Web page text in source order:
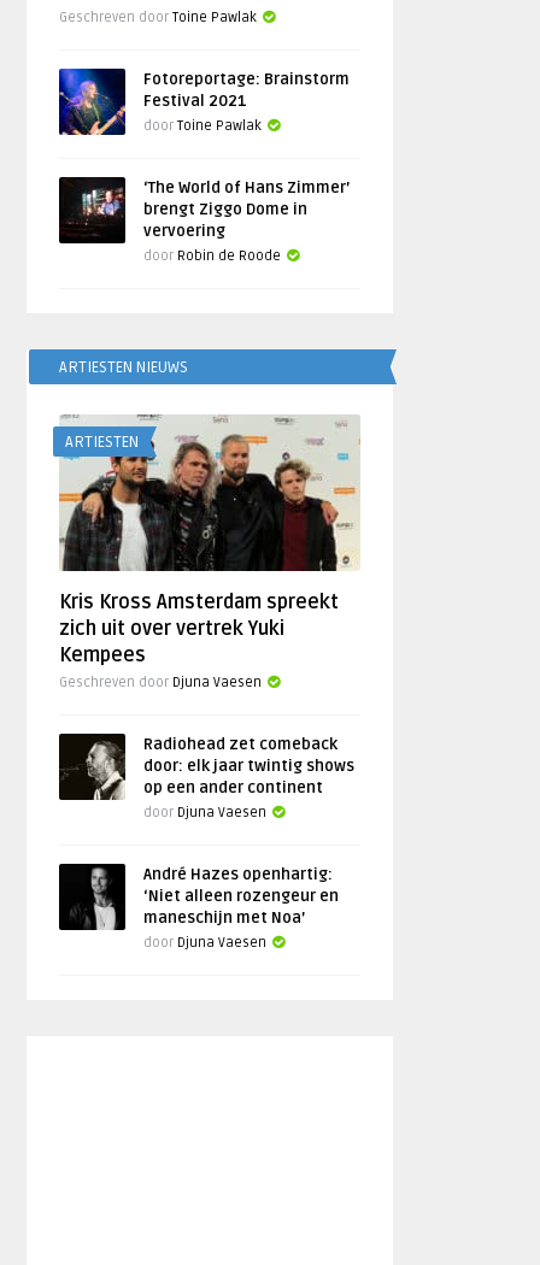
Geschreven doorToine Pawlak
Fotoreportage: Brainstorm
Festival 2021
doorToine Pawlak
‘The World of Hans Zimmer’
brengt Ziggo Dome in
vervoering
door Robin de Roode
ARTIESTEN NIEUWS
ARTIESTEN
Kris Kross Amsterdam spreekt
zich uit over vertrek Yuki
Kempees
Geschreven door Djuna Vaesen
Radiohead zet comeback
door: elk jaar twintig shows
op een ander continent
door Djuna Vaesen
André Hazes openhartig:
‘Niet alleen rozengeur en
maneschijn met Noa’
door Djuna Vaesen